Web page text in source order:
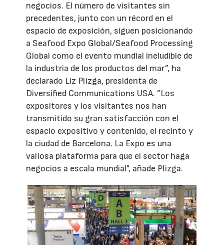
negocios. El número de visitantes sin
precedentes, junto con un récord en el
espacio de exposición, siguen posicionando
a Seafood Expo Global/Seafood Processing
Global como el evento mundial ineludible de
la industria de los productos del mar”, ha
declarado Liz Plizga, presidenta de
Diversified Communications USA. ”Los
expositores y los visitantes nos han
transmitido su gran satisfacción con el
espacio expositivo y contenido, el recinto y
la ciudad de Barcelona. La Expo es una
valiosa plataforma para que el sector haga
negocios a escala mundial", añade Plizga.